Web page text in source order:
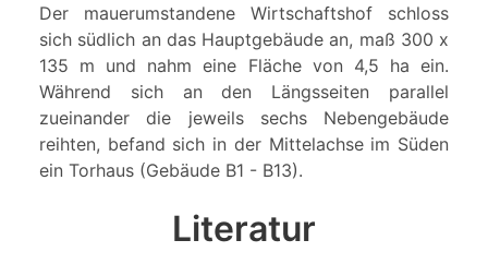
Der mauerumstandene Wirtschaftshof schloss
sich südlich an das Hauptgebäude an, maß 300 x
135 m und nahm eine Fläche von 4,5 ha ein.
Während sich an den Längsseiten parallel
zueinander die jeweils sechs Nebengebäude
reihten, befand sich in der Mittelachse im Süden
ein Torhaus (Gebäude B1 - B13).
Literatur